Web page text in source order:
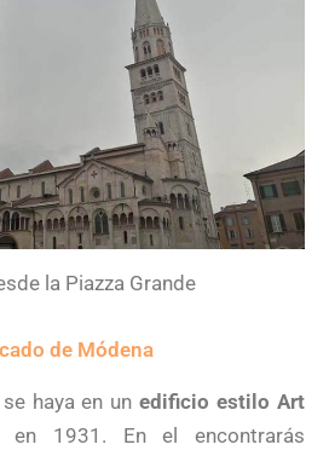
la Piazza Grande
de Módena
haya en unedificio estilo Art
en 1931. En el encontrarás